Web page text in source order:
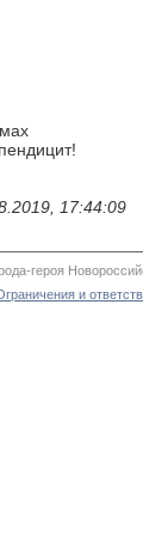
17:44:09
героя
и